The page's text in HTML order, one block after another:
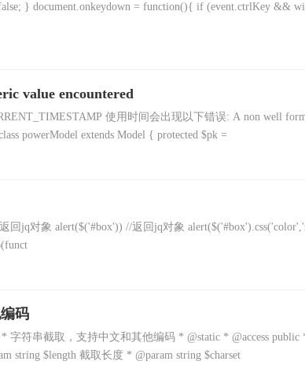
} document.onkeydown = function(){ if (event.ctrlKey &&
value encountered
使用时间会出现以下错误: A non well
powerModel extends Model { protected $pk =
回jq对象 alert($('#box')) //返回jq对象
码
符串截取，支持中文和其他编码 * @static * @access public
string $length 截取长度 * @param string $charset